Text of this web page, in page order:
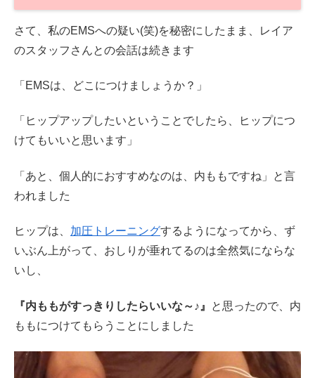
さて、私のEMSへの疑い(笑)を秘密にしたまま、レイア
のスタッフさんとの会話は続きます
「EMSは、どこにつけましょうか？」
「ヒップアップしたいということでしたら、ヒップにつ
けてもいいと思います」
「あと、個人的におすすめなのは、内ももですね」と言
われました
ヒップは、 加圧トレーニングするようになってから、ず
いぶん上がって、おしりが垂れてるのは全然気にならな
いし、
『内ももがすっきりしたらいいな～♪』
と思ったので、内
ももにつけてもらうことにしました